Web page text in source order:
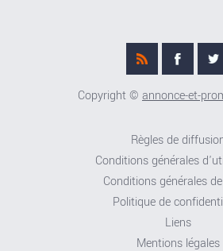
Copyright © annonce-et-
Règles de
Conditions générales
Conditions générales
Politique de
Liens
Mentions légales